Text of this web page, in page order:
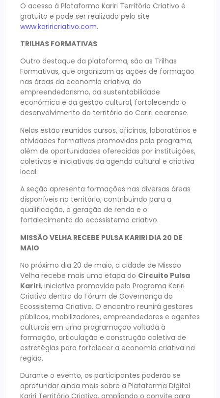
O acesso à Plataforma Kariri Território Criativo é
gratuito e pode ser realizado pelo site
www.kariricriativo.com.
TRILHAS FORMATIVAS
Outro destaque da plataforma, são as Trilhas
Formativas, que organizam as ações de formação
nas áreas da economia criativa, do
empreendedorismo, da sustentabilidade
econômica e da gestão cultural, fortalecendo o
desenvolvimento do território do Cariri cearense.
Nelas estão reunidos cursos, oficinas, laboratórios e
atividades formativas promovidas pelo programa,
além de oportunidades oferecidas por instituições,
coletivos e iniciativas da agenda cultural e criativa
local.
A seção apresenta formações nas diversas áreas
disponíveis no território, contribuindo para a
qualificação, a geração de renda e o
fortalecimento do ecossistema criativo.
MISSÃO VELHA RECEBE PULSA KARIRI DIA 20 DE
MAIO
No próximo dia 20 de maio, a cidade de Missão
Velha recebe mais uma etapa do Circuito Pulsa
Kariri, iniciativa promovida pelo Programa Kariri
Criativo dentro do Fórum de Governança do
Ecossistema Criativo. O encontro reunirá gestores
públicos, mobilizadores, empreendedores e agentes
culturais em uma programação voltada à
formação, articulação e construção coletiva de
estratégias para fortalecer a economia criativa na
região.
Durante o evento, os participantes poderão se
aprofundar ainda mais sobre a Plataforma Digital